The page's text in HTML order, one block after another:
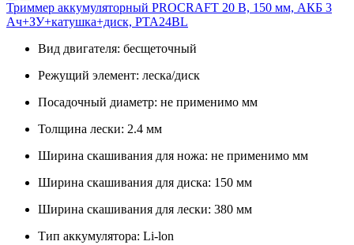
Триммер аккумуляторный PROCRAFT 20 В, 150 мм, АКБ 3
Ач+ЗУ+катушка+диск, PTA24BL
Вид двигателя: бесщеточный
Режущий элемент: леска/диск
Посадочный диаметр: не применимо мм
Толщина лески: 2.4 мм
Ширина скашивания для ножа: не применимо мм
Ширина скашивания для диска: 150 мм
Ширина скашивания для лески: 380 мм
Тип аккумулятора: Li-lon